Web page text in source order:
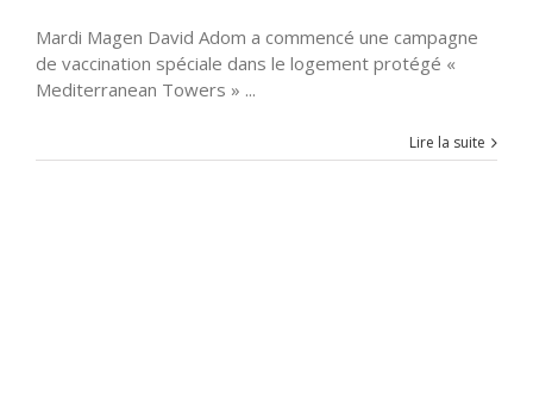
Mardi Magen David Adom a commencé une campagne
de vaccination spéciale dans le logement protégé «
Mediterranean Towers » ...
Lire la suite